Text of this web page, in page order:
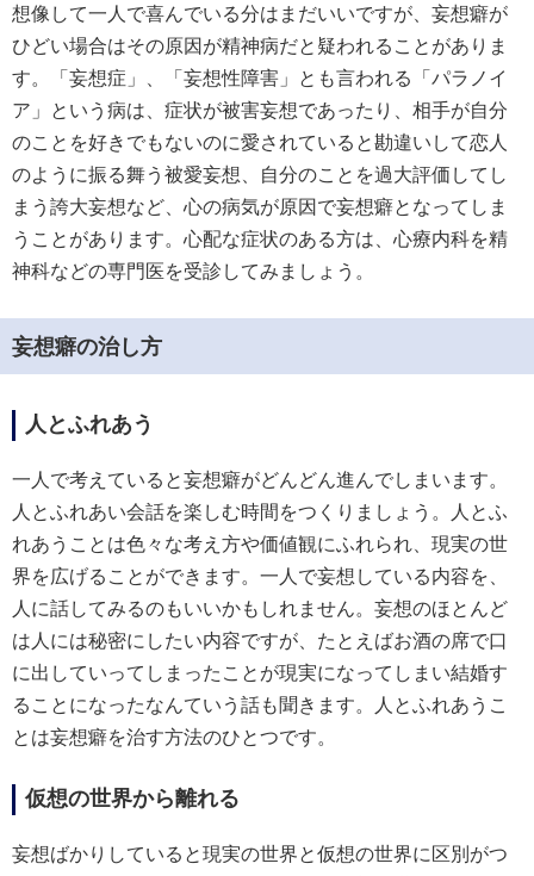
想像して一人で喜んでいる分はまだいいですが、妄想癖が
ひどい場合はその原因が精神病だと疑われることがありま
す。「妄想症」、「妄想性障害」とも言われる「パラノイ
ア」という病は、症状が被害妄想であったり、相手が自分
のことを好きでもないのに愛されていると勘違いして恋人
のように振る舞う被愛妄想、自分のことを過大評価してし
まう誇大妄想など、心の病気が原因で妄想癖となってしま
うことがあります。心配な症状のある方は、心療内科を精
神科などの専門医を受診してみましょう。
妄想癖の治し方
人とふれあう
一人で考えていると妄想癖がどんどん進んでしまいます。
人とふれあい会話を楽しむ時間をつくりましょう。人とふ
れあうことは色々な考え方や価値観にふれられ、現実の世
界を広げることができます。一人で妄想している内容を、
人に話してみるのもいいかもしれません。妄想のほとんど
は人には秘密にしたい内容ですが、たとえばお酒の席で口
に出していってしまったことが現実になってしまい結婚す
ることになったなんていう話も聞きます。人とふれあうこ
とは妄想癖を治す方法のひとつです。
仮想の世界から離れる
妄想ばかりしていると現実の世界と仮想の世界に区別がつ